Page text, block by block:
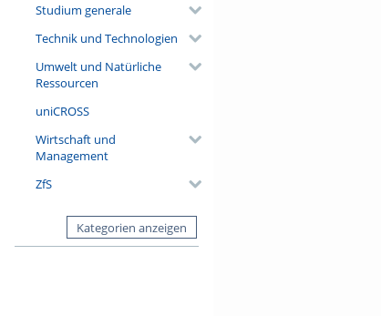
Studium generale
Technik und Technologien
Umwelt und Natürliche
Ressourcen
uniCROSS
Wirtschaft und
Management
ZfS
Kategorien anzeigen